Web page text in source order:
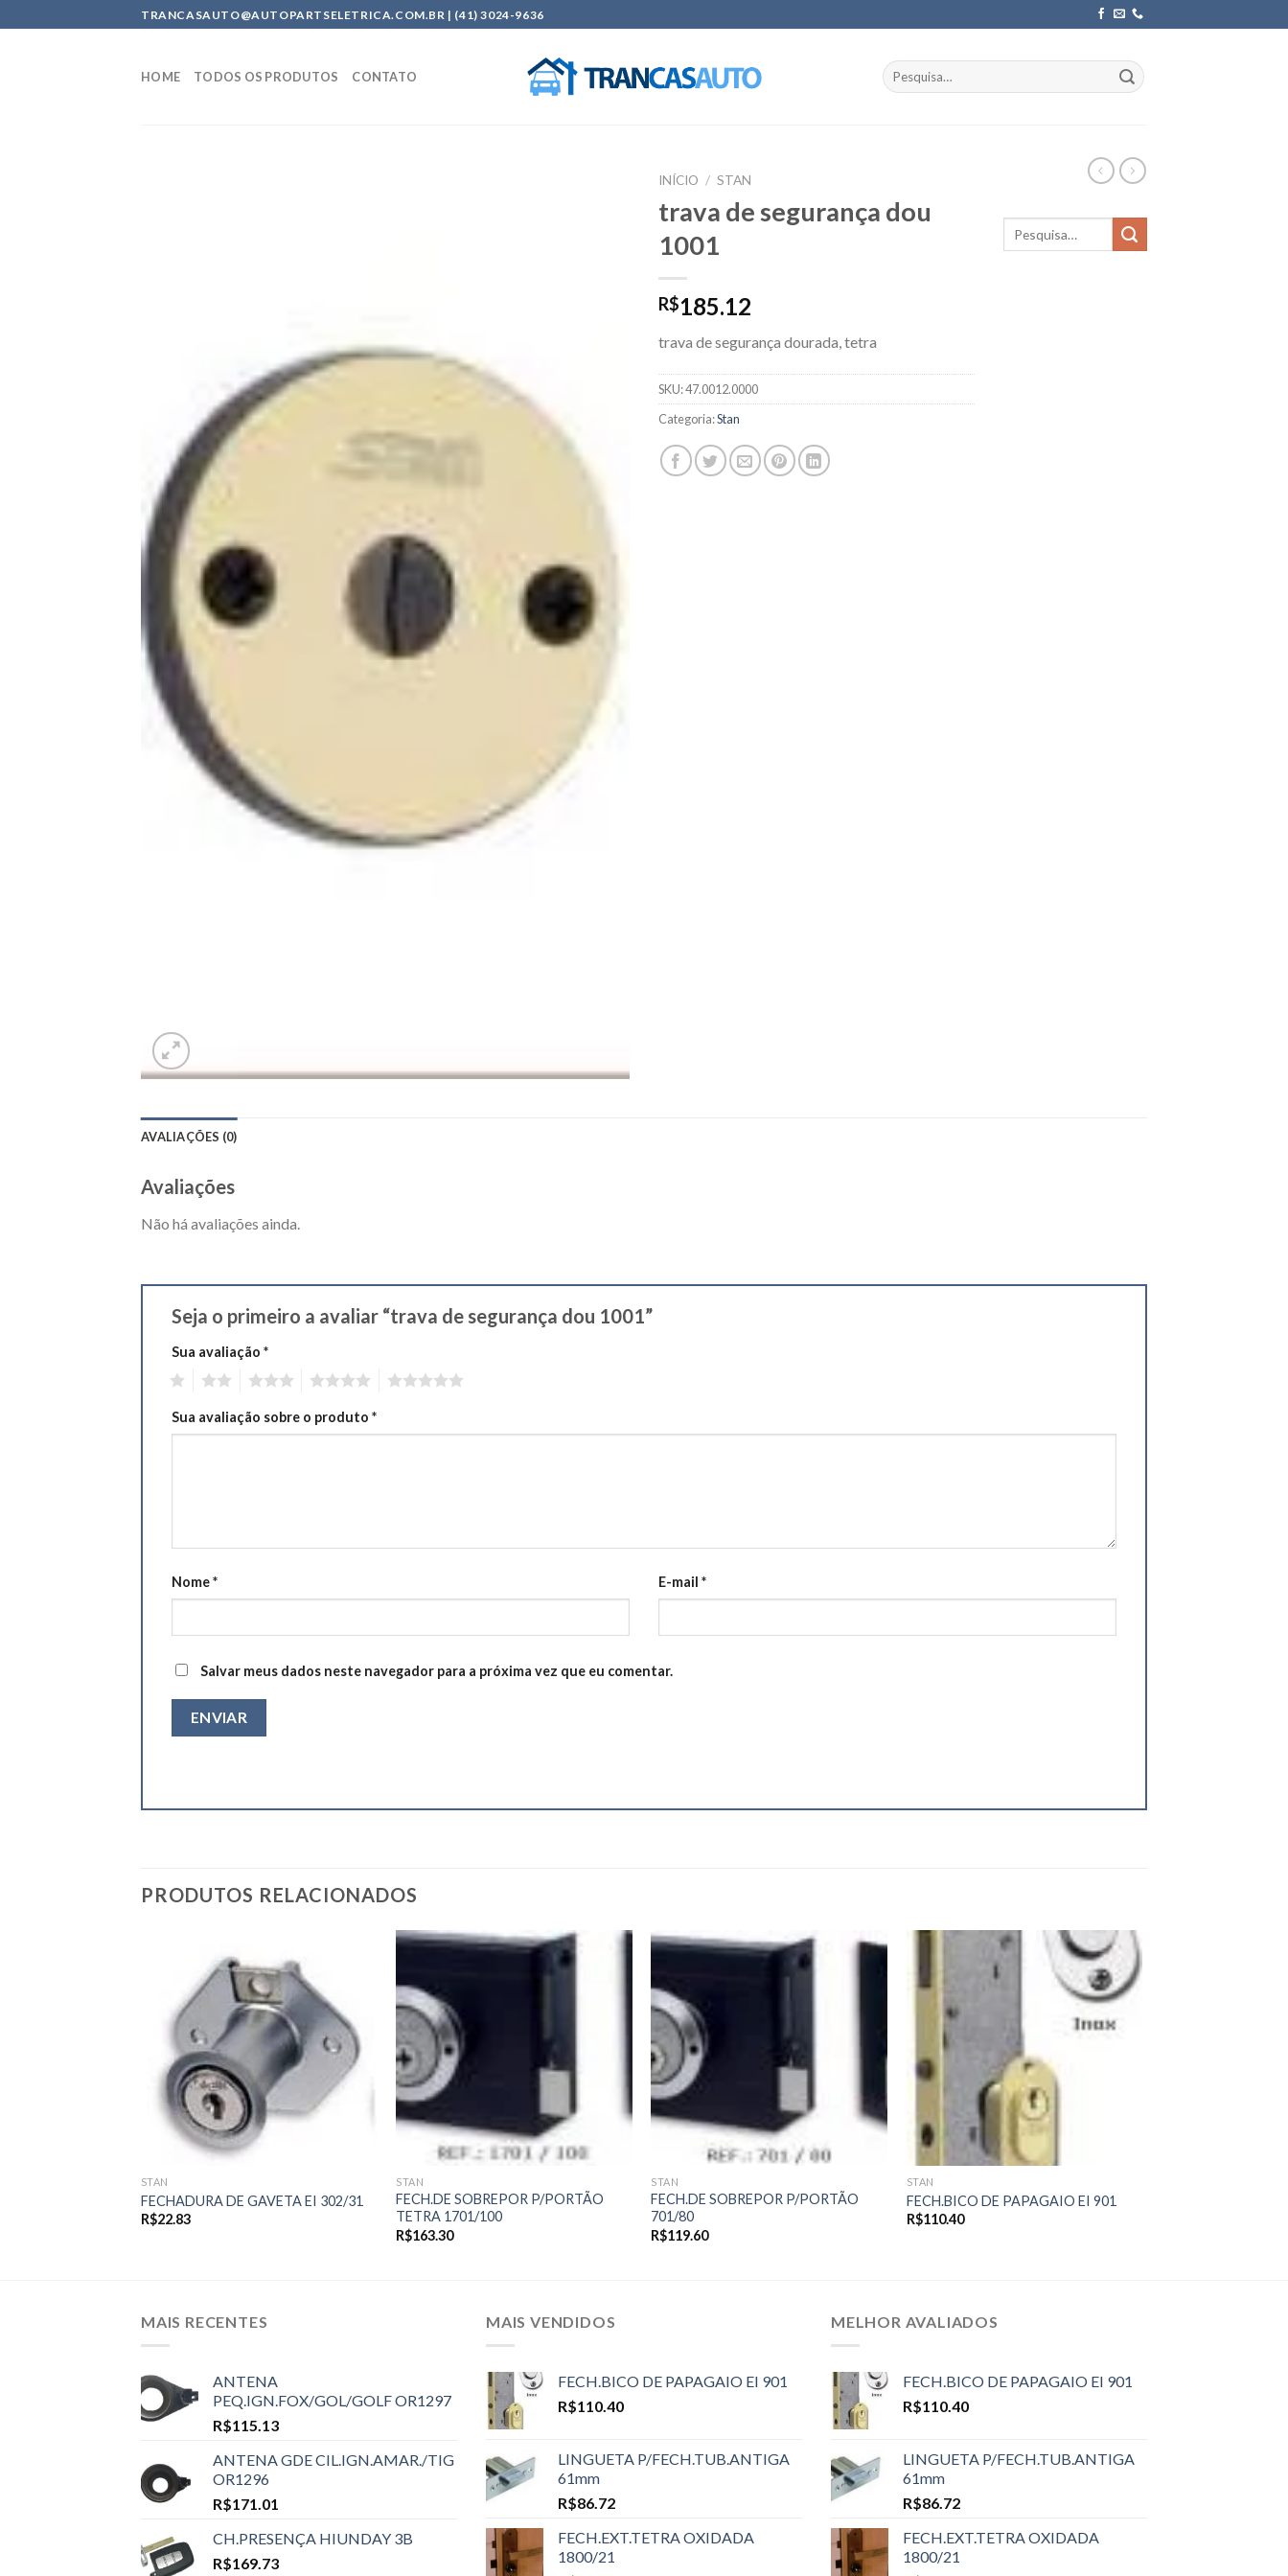
to
TRANCASAUTO@AUTOPARTSELETRICA.COM.BR | (41) 3024-9636
HOME TODOS OS PRODUTOS CONTATO
Pesquisar
por:
INÍCIO / STAN
trava de segurança dou
1001
R$185.12
trava de segurança dourada, tetra
SKU:47.0012.0000
Categoria:Stan
AVALIAÇÕES (0)
Avaliações
Não há avaliações ainda.
Seja o primeiro a avaliar “trava de segurança dou 1001”
Sua avaliação *
Sua avaliação sobre o produto *
Nome* E-mail *
Salvar meus dados neste navegador para a próxima vez que eu comentar.
PRODUTOS RELACIONADOS
wishlist
STAN
FECHADURA DE GAVETA EI 302/31
R$22.83
STAN
FECH.DE SOBREPOR P/PORTÃO
TETRA 1701/100
R$163.30
STAN
FECH.DE SOBREPOR P/PORTÃO
701/80
R$119.60
Add to
wishlist
STAN
FECH.BICO DE PAPAGAIO EI 901
R$110.40
MAIS RECENTES
ANTENA
PEQ.IGN.FOX/GOL/GOLF OR1297
R$115.13
ANTENA GDE CIL.IGN.AMAR./TIG
OR1296
R$171.01
CH.PRESENÇA HIUNDAY 3B
R$169.73
MAIS VENDIDOS
FECH.BICO DE PAPAGAIO EI 901
R$110.40
LINGUETA P/FECH.TUB.ANTIGA
61mm
R$86.72
FECH.EXT.TETRA OXIDADA
1800/21
MELHOR AVALIADOS
FECH.BICO DE PAPAGAIO EI 901
R$110.40
LINGUETA P/FECH.TUB.ANTIGA
61mm
R$86.72
FECH.EXT.TETRA OXIDADA
1800/21